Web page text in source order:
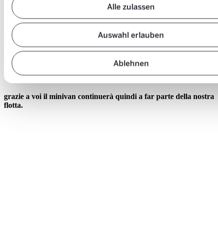
Alle zulassen
Auswahl erlauben
Ablehnen
I risultati ottenuti portano a unadecisione chiara:
Iniziamo a valutare nuovi modelli di minivan.
Sviluppiamo ulteriormente la categoria in modo mirato.
Investiamo in un’offerta che sappiamo essere apprezzata.
grazie a voi il minivan continuerà quindi a far parte della nostra
flotta.